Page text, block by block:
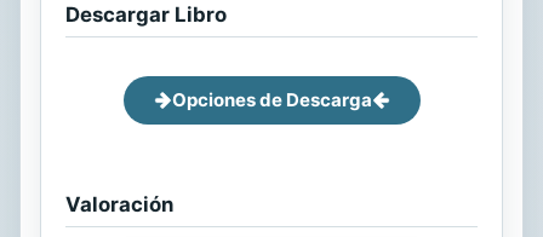
Descargar Libro
Opciones de Descarga
Valoración